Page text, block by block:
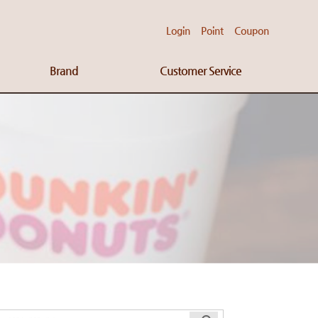
Login Point Coupon
Brand Customer Service